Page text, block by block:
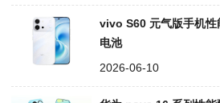
vivo S60 元气版手机
电池
2026-06-10